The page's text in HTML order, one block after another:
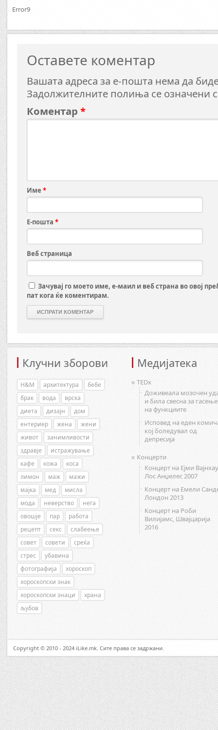
Error9
Оставете коментар
Вашата адреса за е-пошта нема да
Задолжителните полиња се означени
Коментар *
Име *
Е-пошта *
Веб страница
Зачувај го моето име, е-маил и веб страна во овој
пат кога ќе коментирам.
Клучни зборови
H&M архитектура
бебе
брак
вода
врска
диета
дизајн
дом
ентериер
жена
жени
живот
занимливости
здравје
истражување
кафе
кожа
коса
лимон
маж
мажи
мајка
мед
мисла
мода
неверство
нега
овошје
пар
работа
рецепт
секс
слабеење
совет
совети
среќа
стрес
убавина
фотографија
хороскоп
хороскопски знак
хороскопски знаци
храна
љубов
Медијатека
TEDx
Доживеала мозочен
и била свесна за
на функциите
Исповед на еден
кој боледувал од
депресија
Концерти
Концерт на Ејми
Лос Анџелес 2007
Концерт на Емели
Лондон 2013
Концерт на Роби
Вилијамс, Швајцарија
2016
Copyright © 2010 - 2024 iLike.mk. Сите права се задржани.